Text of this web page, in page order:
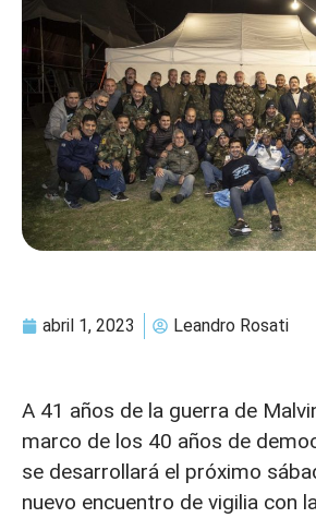
abril 1, 2023 Leandro Rosati
A 41 años de la guerra de
marco de los 40 años de
se desarrollará el próximo
nuevo encuentro de vigilia con